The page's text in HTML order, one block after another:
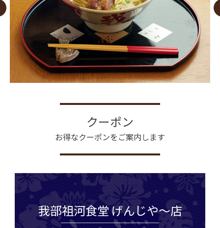
クーポン
お得なクーポンをご案内します
我部祖河食堂 げんじや～店